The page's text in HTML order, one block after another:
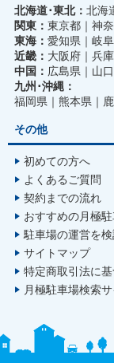
北海道･東北： 北海
関東： 東京都 神
東海： 愛知県
岐
近畿： 大阪府 兵
中国： 広島県
山
九州･沖縄：
福岡県
熊本県
その他
初めての方へ
よくあるご質問
契約までの流れ
おすすめの月極
駐車場の運営を
サイトマップ
特定商取引法に
月極駐車場検索